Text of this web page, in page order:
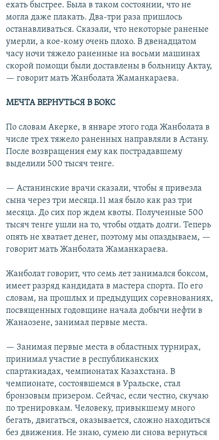
ехать быстрее. Была в таком состоянии, что не
могла даже плакать. Два-три раза пришлось
останавливаться. Сказали, что некоторые раненые
умерли, а кое-кому очень плохо. В двенадцатом
часу ночи тяжело раненные на восьми машинах
скорой помощи были доставлены в больницу Актау,
— говорит мать Жанболата Жаманкараева.
МЕЧТА ВЕРНУТЬСЯ В БОКС
По словам Акерке, в январе этого года Жанболата в
числе трех тяжело раненных направляли в Астану.
После возвращения ему как пострадавшему
выделили 500 тысяч тенге.
— Астанинские врачи сказали, чтобы я привезла
сына через три месяца.11 мая ​было как раз три
месяца. До сих пор ждем квоты. Полученные 500
тысяч тенге ушли на то, чтобы отдать долги. Теперь
опять не хватает денег, поэтому мы опаздываем, —
говорит мать Жанболата Жаманкараева.
Жанболат говорит, что семь лет занимался боксом,
имеет разряд кандидата в мастера спорта. По его
словам, на прошлых и предыдущих соревнованиях,
посвященных годовщине начала добычи нефти в
Жанаозене, занимал первые места.
— Занимая первые места в областных турнирах,
принимал участие в республиканских
спартакиадах, чемпионатах Казахстана. В
чемпионате, состоявшемся в Уральске, стал
бронзовым призером. Сейчас, если честно, скучаю
по тренировкам. Человеку, привыкшему много
бегать, двигаться, оказывается, сложно находиться
без движения. Не знаю, сумею ли снова вернуться